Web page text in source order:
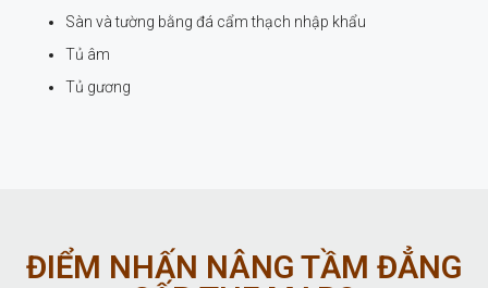
Sàn và tường bằng đá cẩm thạch nhập khẩu
Tủ âm
Tủ gương
ĐIỂM NHẤN NÂNG TẦM ĐẲNG